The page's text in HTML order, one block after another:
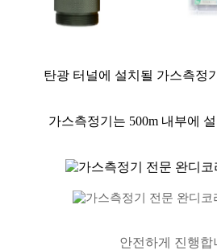
탄광 터널에 설치될 가스측정
가스측정기는 500m 내부에
안전하게 진행합